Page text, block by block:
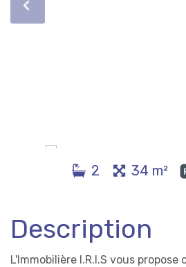
2 34 m²
Description
L'Immobilière I.R.I.S vous